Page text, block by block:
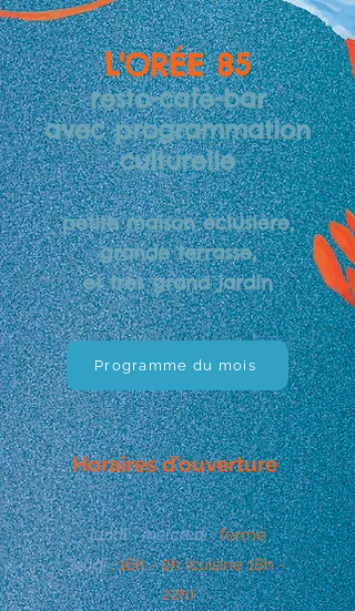
L'ORÉE 85
resto-café-bar
avec programmation
culturelle
petite maison éclusière,
grande terrasse,
et très grand jardin
Programme du mois
Horaires d'ouverture
lundi - mercredi: fermé
jeudi: 16h - 0h (cuisine 18h -
22h)